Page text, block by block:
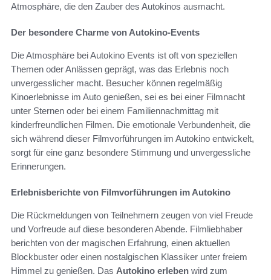
Atmosphäre, die den Zauber des Autokinos ausmacht.
Der besondere Charme von Autokino-Events
Die Atmosphäre bei Autokino Events ist oft von speziellen
Themen oder Anlässen geprägt, was das Erlebnis noch
unvergesslicher macht. Besucher können regelmäßig
Kinoerlebnisse im Auto genießen, sei es bei einer Filmnacht
unter Sternen oder bei einem Familiennachmittag mit
kinderfreundlichen Filmen. Die emotionale Verbundenheit, die
sich während dieser Filmvorführungen im Autokino entwickelt,
sorgt für eine ganz besondere Stimmung und unvergessliche
Erinnerungen.
Erlebnisberichte von Filmvorführungen im Autokino
Die Rückmeldungen von Teilnehmern zeugen von viel Freude
und Vorfreude auf diese besonderen Abende. Filmliebhaber
berichten von der magischen Erfahrung, einen aktuellen
Blockbuster oder einen nostalgischen Klassiker unter freiem
Himmel zu genießen. Das Autokino erleben wird zum